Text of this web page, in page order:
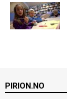
PIRION.NO